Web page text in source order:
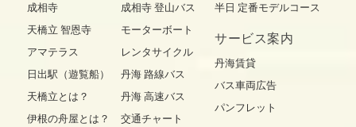
成相寺
天橋立 智恩寺
アマテラス
日出駅（遊覧船）
天橋立とは？
伊根の舟屋とは？
成相寺 登山バス
モーターボート
レンタサイクル
丹海 路線バス
丹海 高速バス
交通チャート
半日 定番モデルコース
サービス案内
丹海賃貸
バス車両広告
パンフレット